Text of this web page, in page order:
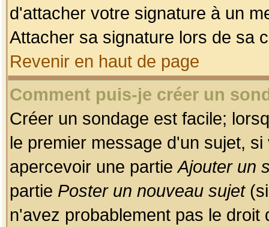
d'attacher votre signature à un
Attacher sa signature lors de sa
Revenir en haut de page
Comment puis-je créer un
Créer un sondage est facile;
le premier message d'un sujet,
apercevoir une partieAjouter un
partie Poster un nouveau sujet(si
n'avez probablement pas le